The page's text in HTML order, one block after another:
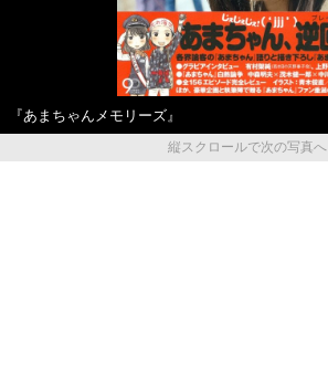
『あまちゃんメモリーズ』
縦スクロールで次の写真へ